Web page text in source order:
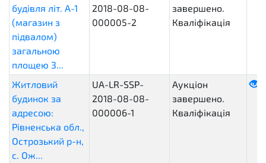
будівля літ. А-1
(магазин з
підвалом)
загальною
площею 3...
2018-08-08-
000005-2
завершено.
Кваліфікація
Житловий
будинок за
адресою:
Рівненська обл.,
Острозький р-н,
с. Ож...
UA-LR-SSP-
2018-08-08-
000006-1
Аукціон
завершено.
Кваліфікація